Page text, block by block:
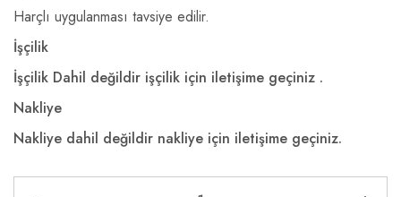
Harçlı uygulanması tavsiye edilir.
İşçilik
İşçilik Dahil değildir işçilik için iletişime geçiniz .
Nakliye
Nakliye dahil değildir nakliye için iletişime geçiniz.